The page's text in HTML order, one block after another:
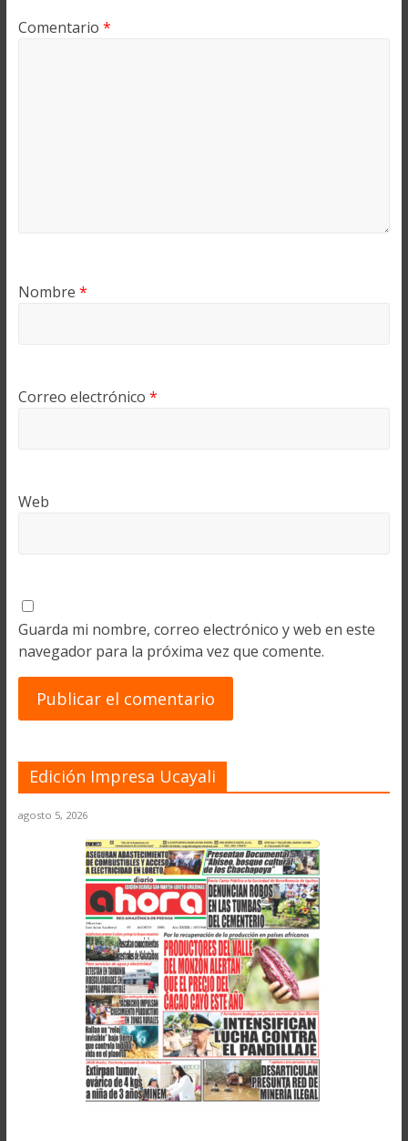
Comentario *
Nombre *
Correo electrónico *
Web
Guarda mi nombre, correo electrónico y web en este
navegador para la próxima vez que comente.
Edición Impresa Ucayali
agosto 5, 2026